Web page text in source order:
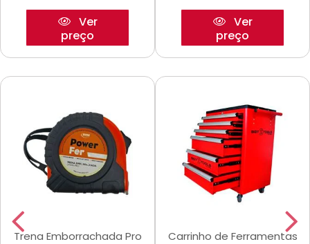
Ver
preço
Ver
preço
Trena Emborrachada Pro
Carrinho de Ferramentas